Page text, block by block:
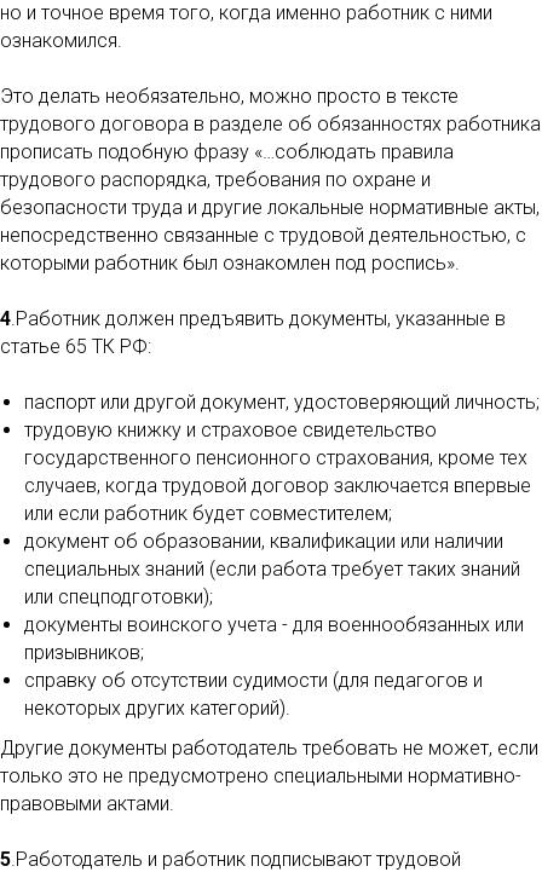
но и точное время того, когда именно работник с ними
ознакомился.
Это делать необязательно, можно просто в тексте
трудового договора в разделе об обязанностях работника
прописать подобную фразу «…соблюдать правила
трудового распорядка, требования по охране и
безопасности труда и другие локальные нормативные акты,
непосредственно связанные с трудовой деятельностью, с
которыми работник был ознакомлен под роспись».
4.Работник должен предъявить документы, указанные в
статье 65 ТК РФ:
паспорт или другой документ, удостоверяющий личность;
трудовую книжку и страховое свидетельство
государственного пенсионного страхования, кроме тех
случаев, когда трудовой договор заключается впервые
или если работник будет совместителем;
документ об образовании, квалификации или наличии
специальных знаний (если работа требует таких знаний
или спецподготовки);
документы воинского учета - для военнообязанных или
призывников;
справку об отсутствии судимости (для педагогов и
некоторых других категорий).
Другие документы работодатель требовать не может, если
только это не предусмотрено специальными нормативно-
правовыми актами.
5.Работодатель и работник подписывают трудовой